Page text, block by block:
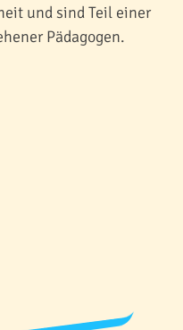
und sind Teil einer
Pädagogen.